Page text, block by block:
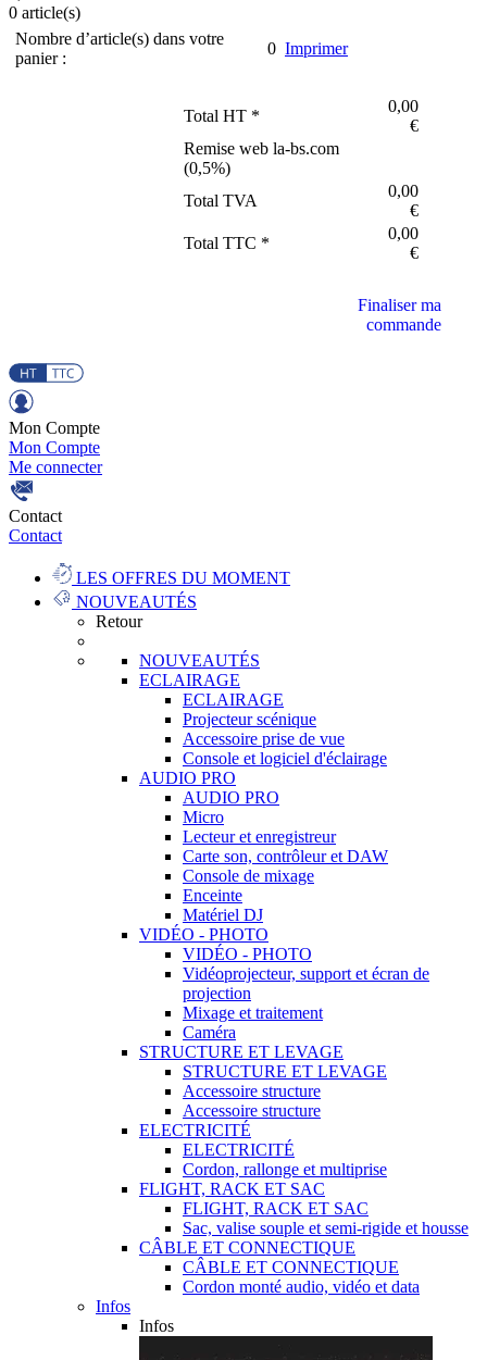
0 article(s)
Nombre d’article(s) dans votre
panier :
0 Imprimer
Total HT *
0,00
€
Remise web la-bs.com
(0,5%)
Total TVA
0,00
€
Total TTC *
0,00
€
Finaliser ma
commande
Mon Compte
Mon Compte
Me connecter
Contact
Contact
LES OFFRES DU MOMENT
NOUVEAUTÉS
Retour
NOUVEAUTÉS
ECLAIRAGE
ECLAIRAGE
Projecteur scénique
Accessoire prise de vue
Console et logiciel d'éclairage
AUDIO PRO
AUDIO PRO
Micro
Lecteur et enregistreur
Carte son, contrôleur et DAW
Console de mixage
Enceinte
Matériel DJ
VIDÉO - PHOTO
VIDÉO - PHOTO
Vidéoprojecteur, support et écran de
projection
Mixage et traitement
Caméra
STRUCTURE ET LEVAGE
STRUCTURE ET LEVAGE
Accessoire structure
Accessoire structure
ELECTRICITÉ
ELECTRICITÉ
Cordon, rallonge et multiprise
FLIGHT, RACK ET SAC
FLIGHT, RACK ET SAC
Sac, valise souple et semi-rigide et housse
CÂBLE ET CONNECTIQUE
CÂBLE ET CONNECTIQUE
Cordon monté audio, vidéo et data
Infos
Infos